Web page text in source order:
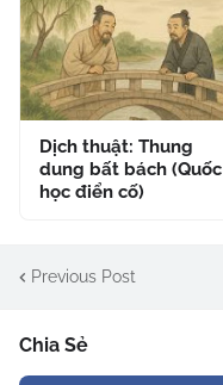
Dịch thuật: Thung
dung bất bách (Quốc
học điển cố)
Previous Post
Chia Sẻ